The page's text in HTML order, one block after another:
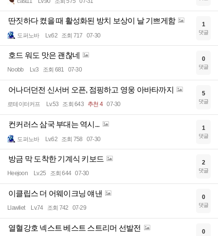
딴짓하다 켰을 때 활성화된 방치 보상이 날 기쁘게함
도퍼노바 Lv.62 조회 717 07-30
1
댓글
호드 워도 맛은 괜찮네
Noobb Lv.3 조회 681 07-30
0
댓글
어나더던전 신서버 오픈, 점핑하고 영웅 아바타까지
로테이터커프 Lv.53 조회 643 추천 4 07-30
5
댓글
컨커러스 삼국 부대는 역시...
도퍼노바 Lv.62 조회 758 07-30
1
댓글
방금 막 도착한 기계식 키보드
Heejoon Lv.25 조회 644 07-30
2
댓글
이클립스 더 어웨이크닝 얘낸
Llawliet Lv.74 조회 742 07-29
0
댓글
열혈강호 넥스트 베스트 스트리머 선발전 0